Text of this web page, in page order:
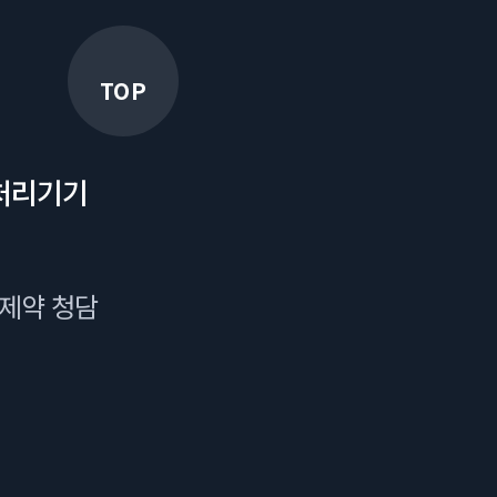
TOP
리기기
약 청담